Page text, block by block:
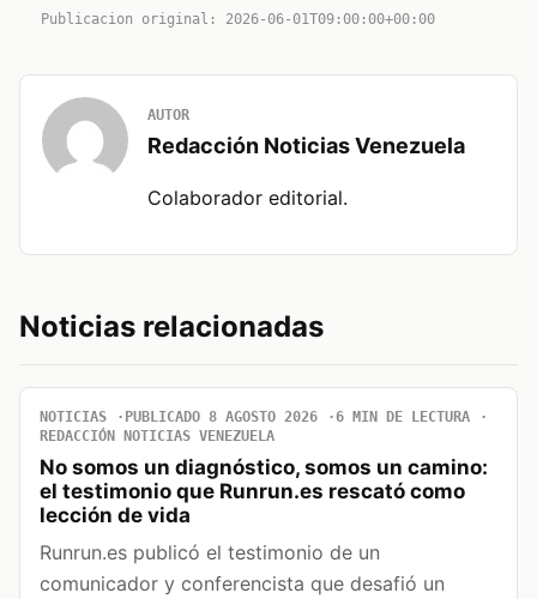
Publicacion original: 2026-06-01T09:00:00+00:00
AUTOR
Redacción Noticias Venezuela
Colaborador editorial.
Noticias relacionadas
NOTICIAS PUBLICADO 8 AGOSTO 2026
6 MIN DE LECTURA
REDACCIÓN NOTICIAS VENEZUELA
No somos un diagnóstico, somos un camino:
el testimonio que Runrun.es rescató como
lección de vida
Runrun.es publicó el testimonio de un
comunicador y conferencista que desafió un